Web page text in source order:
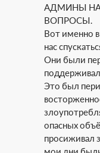
АДМИНЫ
ВОПРОСЫ.
Вот именно
нас
Они были
Это был
опасных
просиживал